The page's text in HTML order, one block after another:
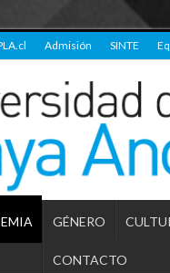
Admisión SINTE
GÉNERO
CONTACTO